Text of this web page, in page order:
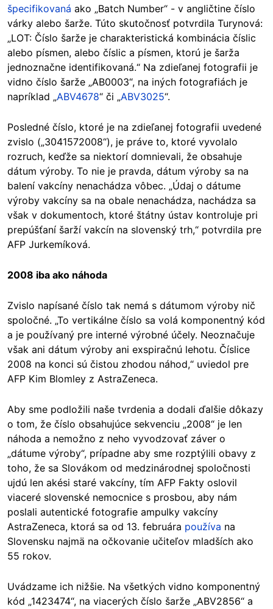
špecifikovaná ako „Batch Number“ - v angličtine číslo
várky alebo šarže. Túto skutočnosť potvrdila Turynová:
„LOT: Číslo šarže je charakteristická kombinácia číslic
alebo písmen, alebo číslic a písmen, ktorú je šarža
jednoznačne identifikovaná.“ Na zdieľanej fotografii je
vidno číslo šarže „AB0003“, na iných fotografiách je
napríklad „ABV4678“ či „ABV3025“.
Posledné číslo, ktoré je na zdieľanej fotografii uvedené
zvislo („3041572008“), je práve to, ktoré vyvolalo
rozruch, keďže sa niektorí domnievali, že obsahuje
dátum výroby. To nie je pravda, dátum výroby sa na
balení vakcíny nenachádza vôbec. „Údaj o dátume
výroby vakcíny sa na obale nenachádza, nachádza sa
však v dokumentoch, ktoré štátny ústav kontroluje pri
prepúšťaní šarží vakcín na slovenský trh,“ potvrdila pre
AFP Jurkemíková.
2008 iba ako náhoda
Zvislo napísané číslo tak nemá s dátumom výroby nič
spoločné. „To vertikálne číslo sa volá komponentný kód
a je používaný pre interné výrobné účely. Neoznačuje
však ani dátum výroby ani exspiračnú lehotu. Číslice
2008 na konci sú čistou zhodou náhod,“ uviedol pre
AFP Kim Blomley z AstraZeneca.
Aby sme podložili naše tvrdenia a dodali ďalšie dôkazy
o tom, že číslo obsahujúce sekvenciu „2008“ je len
náhoda a nemožno z neho vyvodzovať záver o
„dátume výroby“, prípadne aby sme rozptýlili obavy z
toho, že sa Slovákom od medzinárodnej spoločnosti
ujdú len akési staré vakcíny, tím AFP Fakty oslovil
viaceré slovenské nemocnice s prosbou, aby nám
poslali autentické fotografie ampulky vakcíny
AstraZeneca, ktorá sa od 13. februára používa na
Slovensku najmä na očkovanie učiteľov mladších ako
55 rokov.
Uvádzame ich nižšie. Na všetkých vidno komponentný
kód „1423474“, na viacerých číslo šarže „ABV2856“ a